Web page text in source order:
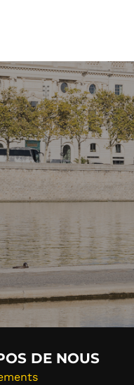
DE NOUS